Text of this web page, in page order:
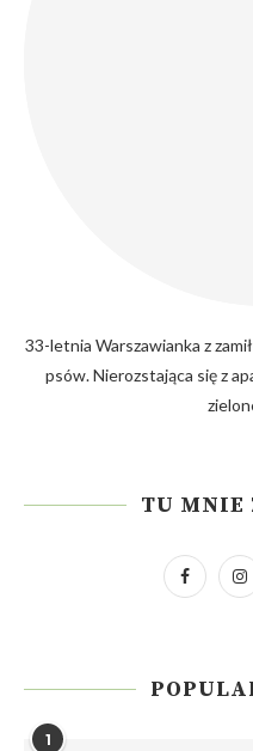
33-letnia Warszawianka z
psów. Nierozstająca się z
TU MNIE
1